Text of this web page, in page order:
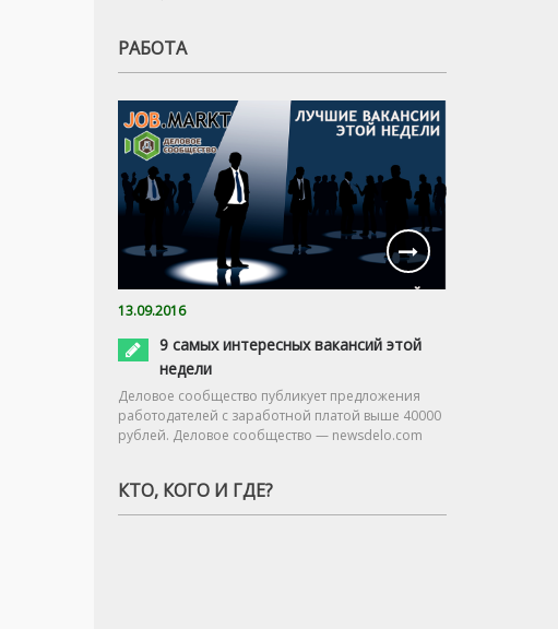
РАБОТА
13.09.2016
9 самых интересных вакансий этой
недели
Деловое сообщество публикует предложения
работодателей с заработной платой выше 40000
рублей. Деловое сообщество — newsdelo.com
КТО, КОГО И ГДЕ?